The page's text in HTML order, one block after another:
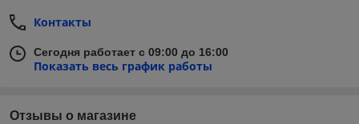
Контакты
Сегодня работает с 09:00 до 16:00
Показать весь график работы
Отзывы о магазине